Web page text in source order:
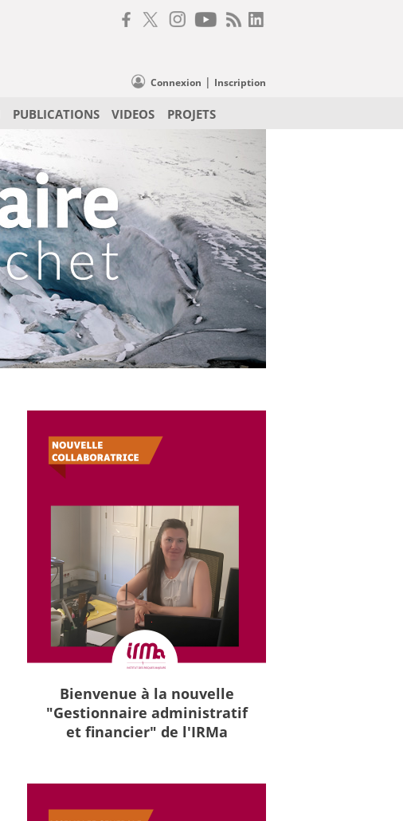
Connexion | Inscription
PUBLICATIONS VIDEOS PROJETS
Bienvenue à la nouvelle
"Gestionnaire administratif
et financier" de l'IRMa